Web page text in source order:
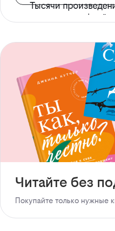
Тысячи
с доступом офлайн
Читайте без
Покупайте только нужные